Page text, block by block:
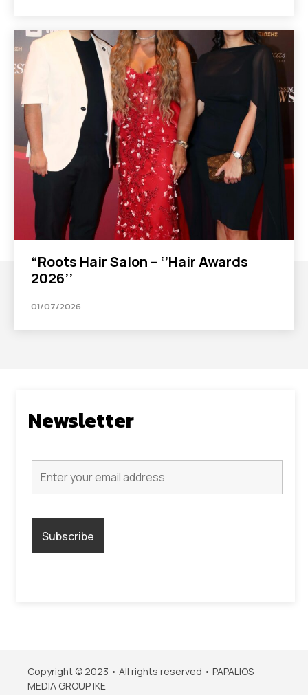
“Roots Hair Salon – ‘’Hair Awards
2026’’
01/07/2026
Newsletter
Copyright © 2023 • All rights reserved • PAPALIOS
MEDIA GROUP IKE